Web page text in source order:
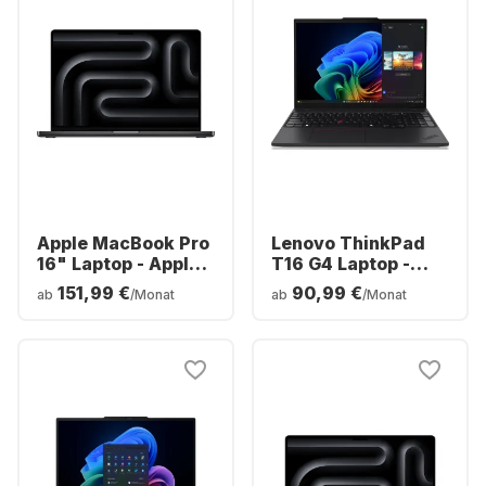
Apple MacBook Pro
16" Laptop - Apple
M5 Max - 36 GB - 2
TB SSD - Apple 32-
ab 151,99 €/Monat
Lenovo ThinkPad
T16 G4 Laptop -
AMD Ryzen™ 7 AI
350 - 32 GB - 1 TB
ab 90,99 €/Monat